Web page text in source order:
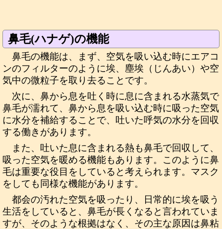
鼻毛(ハナゲ)の機能
鼻毛の機能は、まず、空気を吸い込む時にエアコ
ンのフィルターのように埃、塵埃（じんあい）や空
気中の微粒子を取り去ることです。
次に、鼻から息を吐く時に息に含まれる水蒸気で
鼻毛が濡れて、鼻から息を吸い込む時に吸った空気
に水分を補給することで、吐いた呼気の水分を回収
する働きがあります。
また、吐いた息に含まれる熱も鼻毛で回収して、
吸った空気を暖める機能もあります。このように鼻
毛は重要な役目をしていると考えられます。マスク
をしても同様な機能があります。
都会の汚れた空気を吸ったり、日常的に埃を吸う
生活をしていると、鼻毛が長くなると言われていま
すが、そのような根拠はなく、その主な原因は鼻粘